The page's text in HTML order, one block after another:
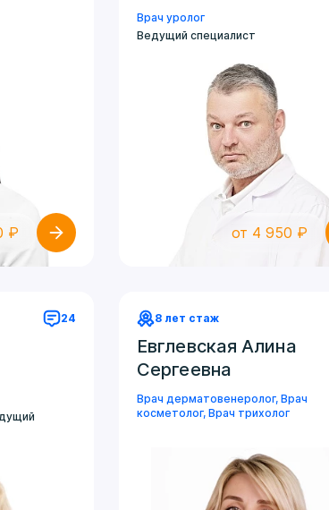
₽
Врач уролог
Ведущий специалист
от 4 950 ₽
24 8 лет стаж
Евглевская Алина
Сергеевна
Врач дерматовенеролог, Врач
косметолог, Врач трихолог